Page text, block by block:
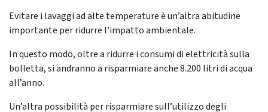
Evitare i lavaggi ad alte temperature è un’altra abitudine
importante per ridurre l’impatto ambientale.
In questo modo, oltre a ridurre i consumi di elettricità sulla
bolletta, si andranno a risparmiare anche 8.200 litri di acqua
all’anno.
Un’altra possibilità per risparmiare sull’utilizzo degli